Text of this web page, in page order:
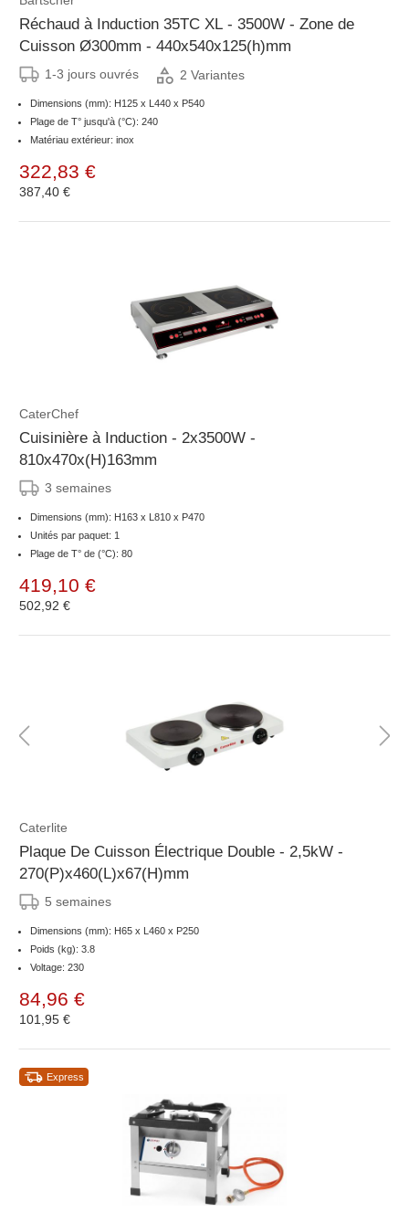
Réchaud à Induction 35TC XL - 3500W - Zone de
Cuisson Ø300mm - 440x540x125(h)mm
1-3 jours ouvrés 2 Variantes
Dimensions (mm): H125 x L440 x P540
Plage de T° jusqu'à (°C): 240
Matériau extérieur: inox
322,83 €
387,40 €
CaterChef
Cuisinière à Induction - 2x3500W -
810x470x(H)163mm
3 semaines
Dimensions (mm): H163 x L810 x P470
Unités par paquet: 1
Plage de T° de (°C): 80
419,10 €
502,92 €
Caterlite
Plaque De Cuisson Électrique Double - 2,5kW -
270(P)x460(L)x67(H)mm
5 semaines
Dimensions (mm): H65 x L460 x P250
Poids (kg): 3.8
Voltage: 230
84,96 €
101,95 €
Express